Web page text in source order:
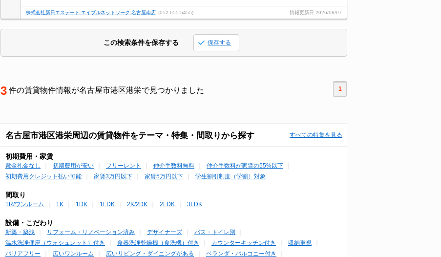
株式会社新日エステート エイブルネットワーク 名古屋南店 (052-655-5455) 情報更新日 2026/08/07
この検索条件を保存する 保存する
3 件の賃貸物件情報が名古屋市港区港栄で見つかりました 1
名古屋市港区港栄周辺の賃貸物件をテーマ・特集・間取りから探す すべての特集を見る
初期費用・家賃
敷金礼金なし 初期費用が安い フリーレント 仲介手数料無料
仲介手数料が家賃の55%以下
初期費用クレジット払い可能
家賃3万円以下 家賃5万円以下 学生割引制度（学割）対象
間取り
1R/ワンルーム 1K 1DK 1LDK 2K/2DK 2LDK 3LDK
設備・こだわり
新築・築浅 リフォーム・リノベーション済み デザイナーズ
バス・トイレ別
温水洗浄便座（ウォシュレット）付き
食器洗浄乾燥機（食洗機）付き カウンターキッチン付き
収納重視
バリアフリー
広いワンルーム 広いリビング・ダイニングがある
ベランダ・バルコニー付き